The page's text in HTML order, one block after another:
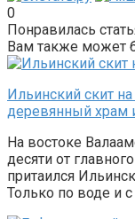
0
Понравилась
Вам также может
Ильинский скит
деревянный храм
На востоке
десяти от
притаился
Только по воде и